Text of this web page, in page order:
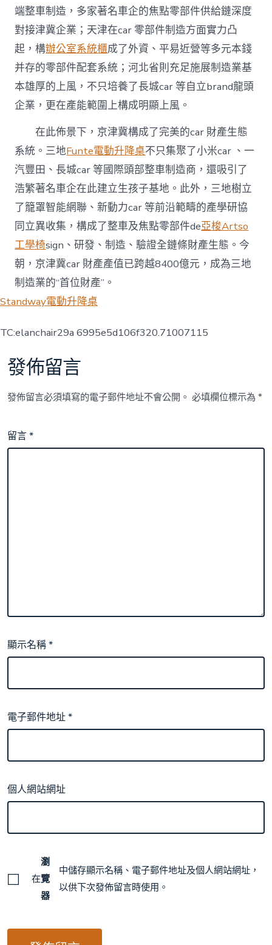
端整車制造，多家著名車企的焦點零部件供給鏈深度
對接津冀企業；天津在car 零部件制造方面實力凸
起，構辦公室系統櫃成了外資、平易近營等多元本錢
并存的零部件配套系統；河北省則充足施展制造業基
本雄厚的上風，不只培養了長城car 等自立brand龍頭
企業，更在產能範圍上構成明顯上風。
在此佈景下，京津冀構成了完美的car 財產生態
系統。三地Funte電動升降桌不只集聚了小米car 、一
汽豐田、長城car 等國際頭部整車制造商，還吸引了
浩繁著名車企在此建立生孩子基地。此外，三地樹立
了籠罩智能網聯、新動力car 等前沿範疇的產學研協
同立異收集，構成了整車及焦點零部件de亞梭Artso
工學椅sign、研發、制造、驗證全鏈條財產生態。今
朝，京津冀car 財產產值已跨越8400億元，成為三地
制造業的“首位財產”。
Standway電動升降桌
TC:elanchair29a 6995e5d106f320.71007115
發佈留言
發佈留言必須填寫的電子郵件地址不會公開。 必填欄位標示為*
留言*
顯示名稱*
電子郵件地址*
個人網站網址
在
瀏
覽
器
中儲存顯示名稱、電子郵件地址及個人網站網址，
以供下次發佈留言時使用。